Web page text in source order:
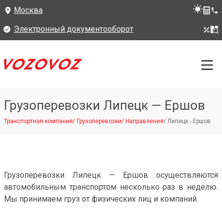
Москва
Электронный документооборот
Грузоперевозки Липецк — Ершов
Транспортная компания/ Грузоперевозки/ Направления/ Липецк - Ершов
Грузоперевозки Липецк — Ершов осуществляются
автомобильным транспортом несколько раз в неделю.
Мы принимаем груз от физических лиц и компаний.